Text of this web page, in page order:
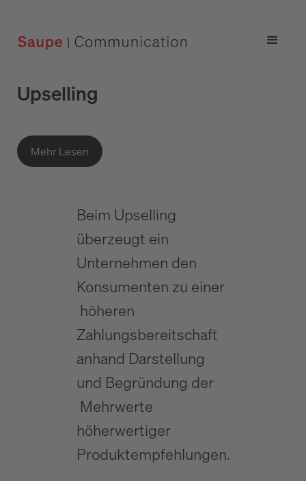
Upselling
Mehr Lesen
Beim Upselling
überzeugt ein
Unternehmen den
Konsumenten zu einer
höheren
Zahlungsbereitschaft
anhand Darstellung
und Begründung der
Mehrwerte
höherwertiger
Produktempfehlungen.